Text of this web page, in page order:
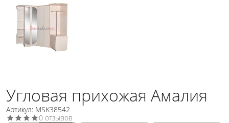
Угловая прихожая Амалия
Артикул: MSK38542
0 отзывов